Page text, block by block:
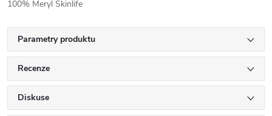
100% Meryl Skinlife
Parametry produktu
Recenze
Diskuse